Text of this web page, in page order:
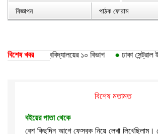
বিজ্ঞাপন
পাঠক ফোরাম
বিশেষ খবর
ঢাকা বিশ্ববিদ্যালয়ের ১০ বিভাগ ঢাকা সেন্ট্রাল
বিশেষ মতামত
বইয়ের পাতা থেকে
বেশ কিছুদিন আগে ফেসবুক নিয়ে লেখা